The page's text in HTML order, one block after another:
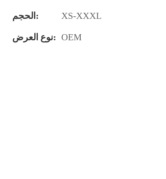
الحجم:
XS-XXXL
نوع العرض: OEM